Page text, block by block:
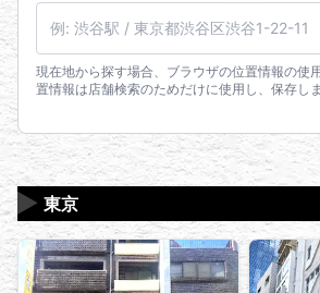
現在地から探す場合、ブラウザの位置情報の使
置情報は店舗検索のためだけに使用し、保存しま
東京
▶